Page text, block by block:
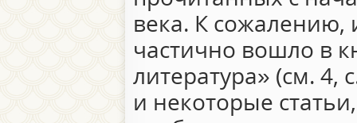
века. К
частично вошло в
литература» (см. 4,
и некоторые